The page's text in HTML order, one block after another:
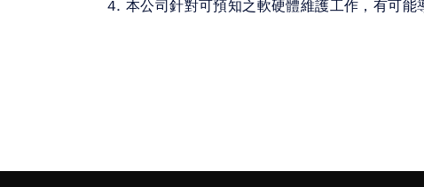
本公司針對可預知之軟硬體維護工作，有可能